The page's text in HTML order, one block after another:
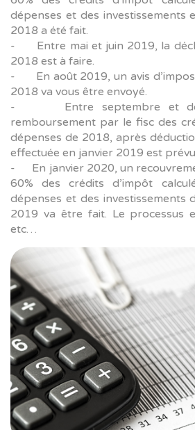
dépenses et des investissements
2018 a été fait.
- Entre mai et juin 2019, la
2018 est à faire.
- En août 2019, un avis
2018 va vous être envoyé.
- Entre septembre et
remboursement par le fisc des
dépenses de 2018, après
effectuée en janvier 2019 est
- En janvier 2020, un
60% des crédits d’impôt
dépenses et des investissements
2019 va être fait. Le processus
etc…